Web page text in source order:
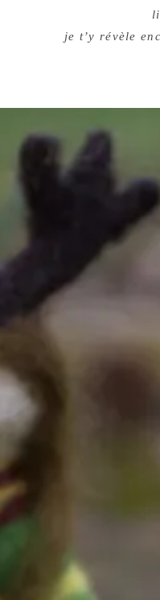
je t’y révèle